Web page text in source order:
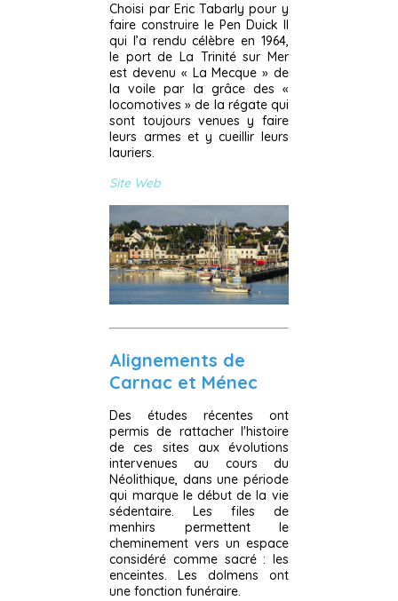
Choisi par Eric Tabarly pour y
faire construire le Pen Duick II
qui l’a rendu célèbre en 1964,
le port de La Trinité sur Mer
est devenu « La Mecque » de
la voile par la grâce des «
locomotives » de la régate qui
sont toujours venues y faire
leurs armes et y cueillir leurs
lauriers.
Site Web
Alignements de
Carnac et Ménec
Des études récentes ont
permis de rattacher l'histoire
de ces sites aux évolutions
intervenues au cours du
Néolithique, dans une période
qui marque le début de la vie
sédentaire. Les files de
menhirs permettent le
cheminement vers un espace
considéré comme sacré : les
enceintes. Les dolmens ont
une fonction funéraire.